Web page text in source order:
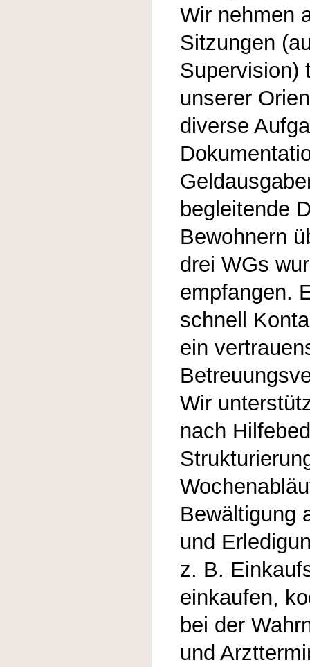
Wir nehmen
Sitzungen
Supervision)
unserer
diverse
begleitende
Bewohnern
drei WGs
empfangen.
schnell
ein
Wir
nach
Bewältigung
und
z. B.
einkaufen,
bei der
und